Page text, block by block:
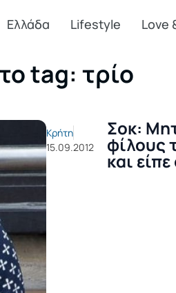
Ελλάδα Lifestyle Love
tag: τρίο
Κρήτη
15.09.2012
Σοκ:
φίλους
και